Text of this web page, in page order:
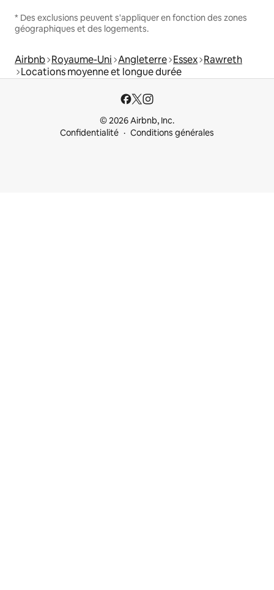
* Des exclusions peuvent s'appliquer en fonction des zones
géographiques et des logements.
Airbnb Royaume-Uni Angleterre Essex Rawreth
Locations moyenne et longue durée
© 2026 Airbnb, Inc.
Confidentialité
Conditions générales